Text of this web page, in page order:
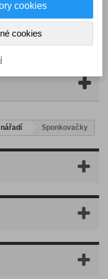
Sponkovačky
cookies
cookies